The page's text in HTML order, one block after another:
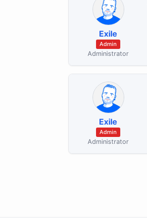
Exile
Admin
Administrator
Exile
Admin
Administrator